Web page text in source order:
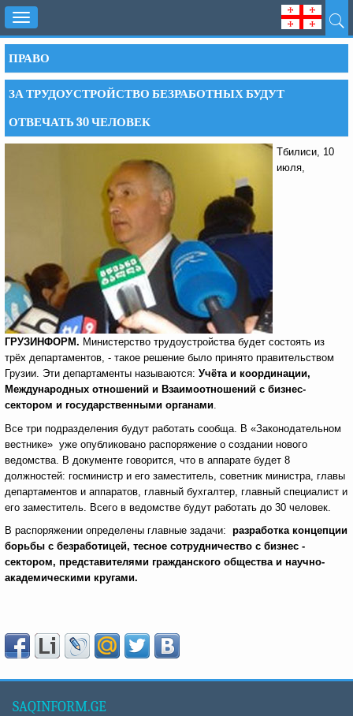
Toggle
navigation
ПРАВО
ЗА ТРУДОУСТРОЙСТВО БЕЗРАБОТНЫХ БУДУТ
ОТВЕЧАТЬ 30 ЧЕЛОВЕК
Тбилиси, 10
июля,
ГРУЗИНФОРМ. Министерство трудоустройства будет состоять из
трёх департаментов, - такое решение было принято правительством
Грузии. Эти департаменты называются: Учёта и координации,
Международных отношений и Взаимоотношений с бизнес-
сектором и государственными органами.
Все три подразделения будут работать сообща. В «Законодательном
вестнике» уже опубликовано распоряжение о создании нового
ведомства. В документе говорится, что в аппарате будет 8
должностей: госминистр и его заместитель, советник министра, главы
департаментов и аппаратов, главный бухгалтер, главный специалист и
его заместитель. Всего в ведомстве будут работать до 30 человек.
В распоряжении определены главные задачи: разработка концепции
борьбы с безработицей, тесное сотрудничество с бизнес -
сектором, представителями гражданского общества и научно-
академическими кругами.
SAQINFORM.GE